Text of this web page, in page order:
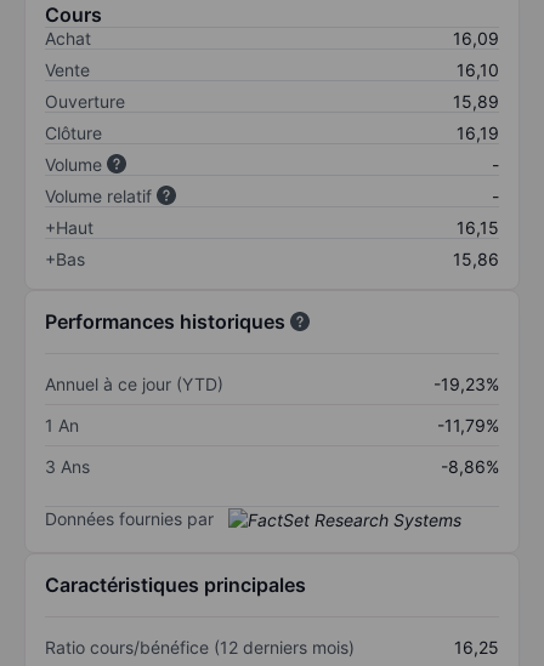
Cours
Achat
16,09
Vente
16,10
Ouverture
15,89
Clôture
16,19
Volume
-
Volume relatif
-
+Haut
16,15
+Bas
15,86
Performances historiques
Annuel à ce jour (YTD)
-19,23%
1 An
-11,79%
3 Ans
-8,86%
Données fournies par
Caractéristiques principales
Ratio cours/bénéfice (12 derniers mois)
16,25